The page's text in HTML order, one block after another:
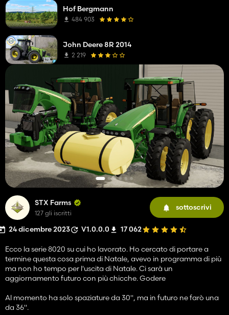
STX Farms
127 gli iscritti
sottoscrivi
24 dicembre 2023 V1.0.0.0 17 062
Ecco la serie 8020 su cui ho lavorato. Ho cercato di portare a
termine questa cosa prima di Natale, avevo in programma di più
ma non ho tempo per l'uscita di Natale. Ci sarà un
aggiornamento futuro con più chicche. Godere
Al momento ha solo spaziature da 30", ma in futuro ne farò una
da 36".
Hof Bergmann
484 903
John Deere 8R 2014
2 219